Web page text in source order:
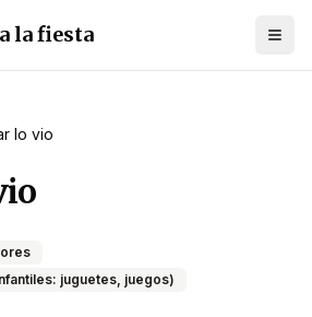
la fiesta
lo vio
juguetes, juegos)